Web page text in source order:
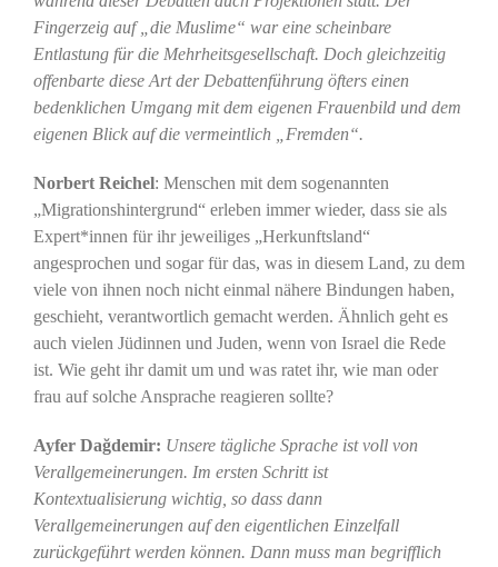
Fingerzeig auf „die Muslime“ war eine scheinbare
Entlastung für die Mehrheitsgesellschaft. Doch gleichzeitig
offenbarte diese Art der Debattenführung öfters einen
bedenklichen Umgang mit dem eigenen Frauenbild und dem
eigenen Blick auf die vermeintlich „Fremden“.
Norbert Reichel: Menschen mit dem sogenannten
„Migrationshintergrund“ erleben immer wieder, dass sie als
Expert*innen für ihr jeweiliges „Herkunftsland“
angesprochen und sogar für das, was in diesem Land, zu dem
viele von ihnen noch nicht einmal nähere Bindungen haben,
geschieht, verantwortlich gemacht werden. Ähnlich geht es
auch vielen Jüdinnen und Juden, wenn von Israel die Rede
ist. Wie geht ihr damit um und was ratet ihr, wie man oder
frau auf solche Ansprache reagieren sollte?
Ayfer Dağdemir: Unsere tägliche Sprache ist voll von
Verallgemeinerungen. Im ersten Schritt ist
Kontextualisierung wichtig, so dass dann
Verallgemeinerungen auf den eigentlichen Einzelfall
zurückgeführt werden können. Dann muss man begrifflich